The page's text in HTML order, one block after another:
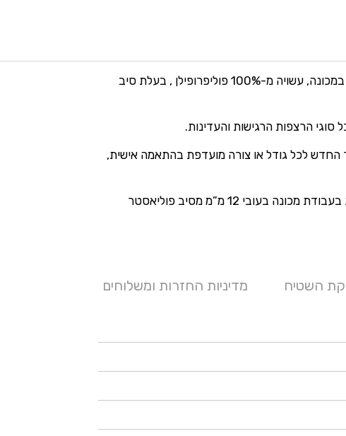
קולקציית שטיחי דולצה ניתנת לכביסה במכונה, עשויה מ-100% פוליפרופילן , בעלת סיב
הרצפות הרגישות והעדינות.
החדש לכל גודל או צורה מועדפת בהתאמה אישית,
קולקציה זו הינה תוצרת בלגיה הנארגת בעבודת מכונה בעובי 12 מ”מ מסיב פוליאסטר
השטיח מדיניות החזרות ומשלוחים